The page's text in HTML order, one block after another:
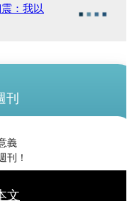
：我以
刊
義
刊！
文